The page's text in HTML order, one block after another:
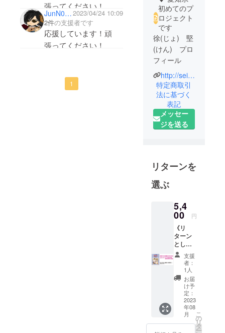
張ってください！
JunN04292023/04/24 10:09
2件の支援者です
応援しています！頑
張ってください！
1
初めてのプ
ロジェクト
です
徐(じょ) 堅
(けん) プロ
フィール
整膚考案
者
整膚学園学
長
世界整膚連
ポーツ整膚
協会会長
12月28日、
中国浙江省
天台県（天
台宗発祥の
地）生まれ
中国北京体
育大学武術
科卒業
1986年
http://seifu-institute.jp/
特定商取引
法に基づく
表記
メッセー
ジを送る
リターンを
選ぶ
5,4
00 円
《リ
ターン
とし
て、以
下の教
材を贈
呈しま
す》
7,400
円 ：
DVD「
新しい
健康法
支援
者：
1人
お届
け予
定：
2023
年08
月
こ
の
リ
タ
ー